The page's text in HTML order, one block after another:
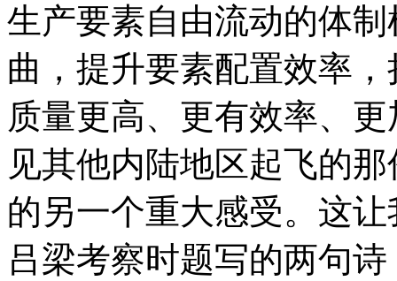
生产要素自由流动的体
曲，提升要素配置效率
质量更高、更有效率、
见其他内陆地区起飞的
的另一个重大感受。这
吕梁考察时题写的两句